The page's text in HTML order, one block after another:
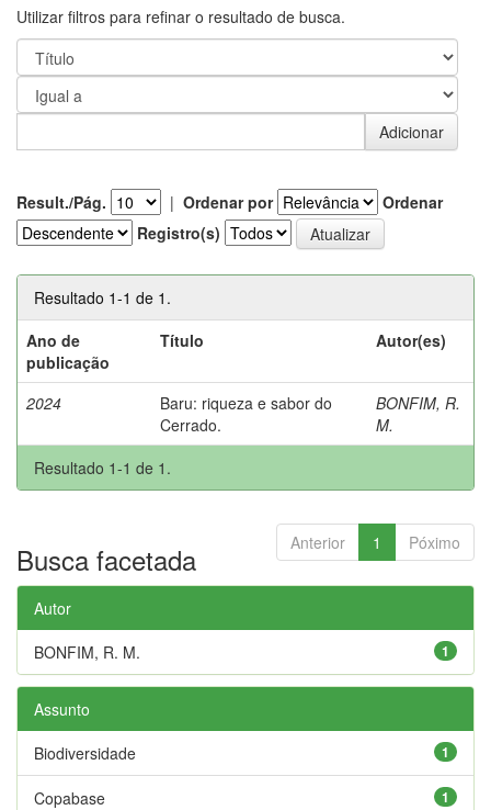
Utilizar filtros para refinar o resultado de busca.
Result./Pág. | Ordenar por
Ordenar
Registro(s)
Resultado 1-1 de 1.
Ano de
publicação
Título Autor(es)
2024
Baru: riqueza e sabor do
Cerrado.
BONFIM, R.
M.
Resultado 1-1 de 1.
Anterior 1 Póximo
Busca facetada
Autor
1
BONFIM, R. M.
Assunto
1
Biodiversidade
1
Copabase